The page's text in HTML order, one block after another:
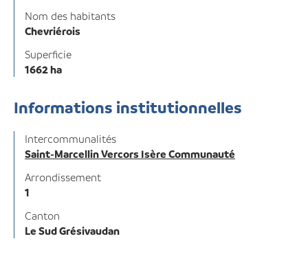
Nom des habitants
Chevriérois
Superficie
1662 ha
Informations institutionnelles
Intercommunalités
Saint-Marcellin Vercors Isère Communauté
Arrondissement
1
Canton
Le Sud Grésivaudan